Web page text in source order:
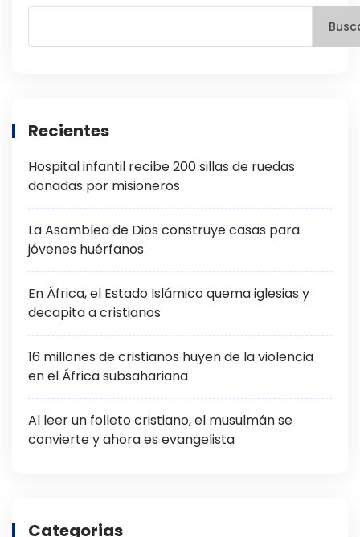
Recientes
Hospital infantil recibe 200 sillas de ruedas
donadas por misioneros
La Asamblea de Dios construye casas para
jóvenes huérfanos
En África, el Estado Islámico quema iglesias y
decapita a cristianos
16 millones de cristianos huyen de la violencia
en el África subsahariana
Al leer un folleto cristiano, el musulmán se
convierte y ahora es evangelista
Categorias